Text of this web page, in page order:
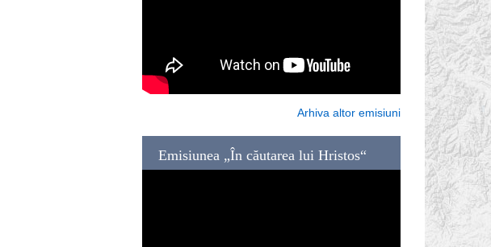
Arhiva altor emisiuni
Emisiunea „În căutarea lui Hristos“